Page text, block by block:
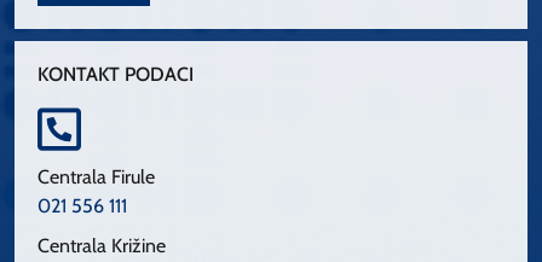
KONTAKT PODACI
Centrala Firule
021 556 111
Centrala Križine